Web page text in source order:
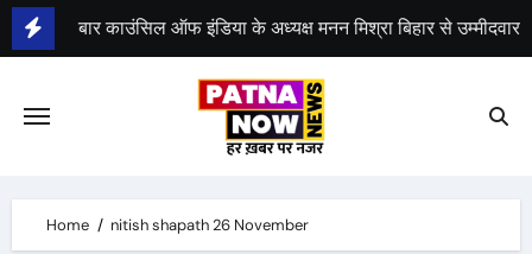
Skip
to
बार काउंसिल ऑफ इंडिया के अध्यक्ष मनन मिश्रा बिहार से उम्मीदवार
भीम सेना का भारत बंद, राजद का बंद को समर्थन
Home nitish shapath 26 November